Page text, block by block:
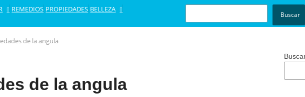
REMEDIOS PROPIEDADES BELLEZA BUSCAR
Buscar
de la angula
de la angula